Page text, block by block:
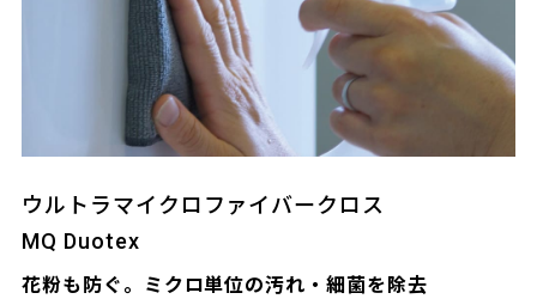
ウルトラマイクロファイバークロス
MQ Duotex
花粉も防ぐ。ミクロ単位の汚れ・細菌を除去